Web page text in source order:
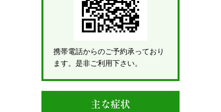
携帯電話からのご予約承っており
ます。是非ご利用下さい。
主な症状